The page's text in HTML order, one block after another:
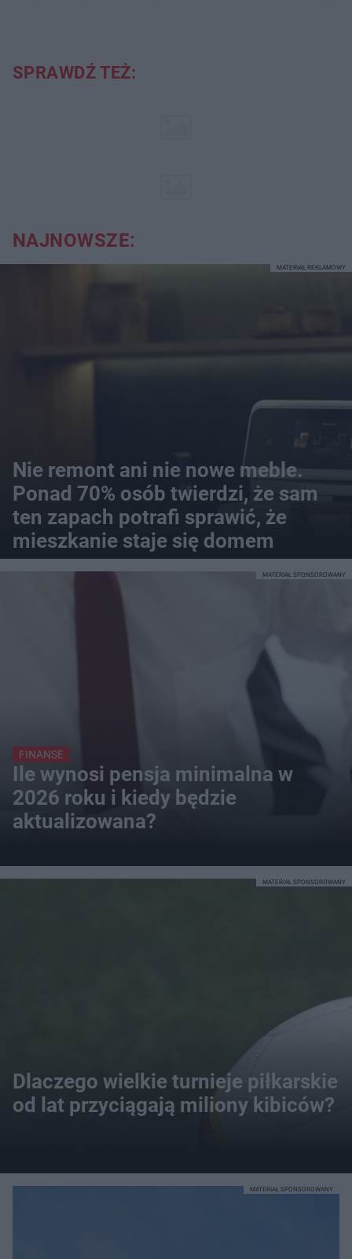
SPRAWDŹ TEŻ:
NAJNOWSZE:
Nie remont ani nie nowe meble.
Ponad 70% osób twierdzi, że sam
ten zapach potrafi sprawić, że
mieszkanie staje się domem
MATERIAŁ REKLAMOWY
FINANSE
Ile wynosi pensja minimalna w
2026 roku i kiedy będzie
aktualizowana?
MATERIAŁ SPONSOROWANY
Dlaczego wielkie turnieje piłkarskie
od lat przyciągają miliony kibiców?
MATERIAŁ SPONSOROWANY
MATERIAŁ SPONSOROWANY